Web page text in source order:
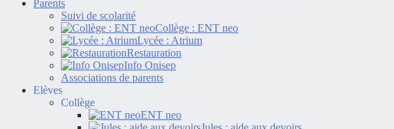
Parents
Suivi de scolarité
Collège : ENT neo
Lycée : Atrium
Restauration
Info Onisep
Associations de parents
Elèves
Collège
ENT neo